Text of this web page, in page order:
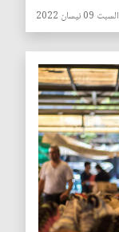
السبت 09 نيسان 2022